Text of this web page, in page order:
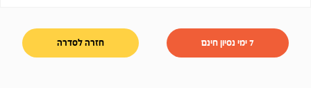
7 ימי נסיון חינם חזרה לסדרה